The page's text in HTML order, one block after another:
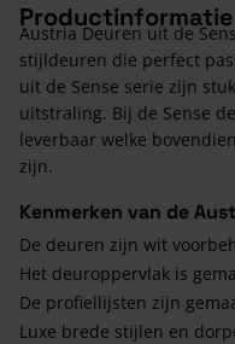
Productinformatie
Austria Deuren uit de
stijldeuren die perfect
uit de Sense serie zijn
uitstraling. Bij de Sense
leverbaar welke
zijn.
Kenmerken van de
De deuren zijn wit
Het deuroppervlak is
De profiellijsten zijn
Luxe brede stijlen en